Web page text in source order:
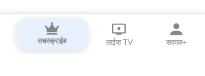
सबस्क्राईब लाईव्ह TV सकाळ+